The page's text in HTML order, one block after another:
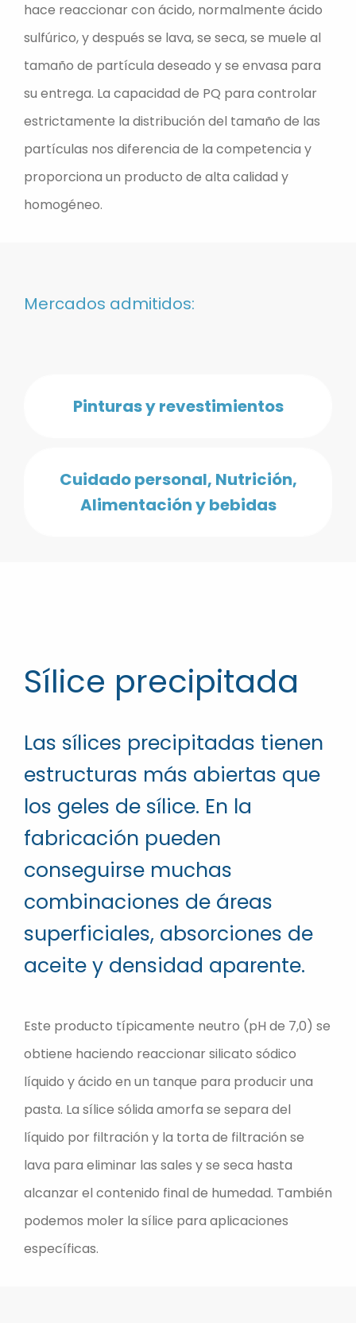
hace reaccionar con ácido, normalmente ácido
sulfúrico, y después se lava, se seca, se muele al
tamaño de partícula deseado y se envasa para
su entrega. La capacidad de PQ para controlar
estrictamente la distribución del tamaño de las
partículas nos diferencia de la competencia y
proporciona un producto de alta calidad y
homogéneo.
Mercados admitidos:
Pinturas y revestimientos
Cuidado personal, Nutrición,
Alimentación y bebidas
Sílice precipitada
Las sílices precipitadas tienen
estructuras más abiertas que
los geles de sílice. En la
fabricación pueden
conseguirse muchas
combinaciones de áreas
superficiales, absorciones de
aceite y densidad aparente.
Este producto típicamente neutro (pH de 7,0) se
obtiene haciendo reaccionar silicato sódico
líquido y ácido en un tanque para producir una
pasta. La sílice sólida amorfa se separa del
líquido por filtración y la torta de filtración se
lava para eliminar las sales y se seca hasta
alcanzar el contenido final de humedad. También
podemos moler la sílice para aplicaciones
específicas.